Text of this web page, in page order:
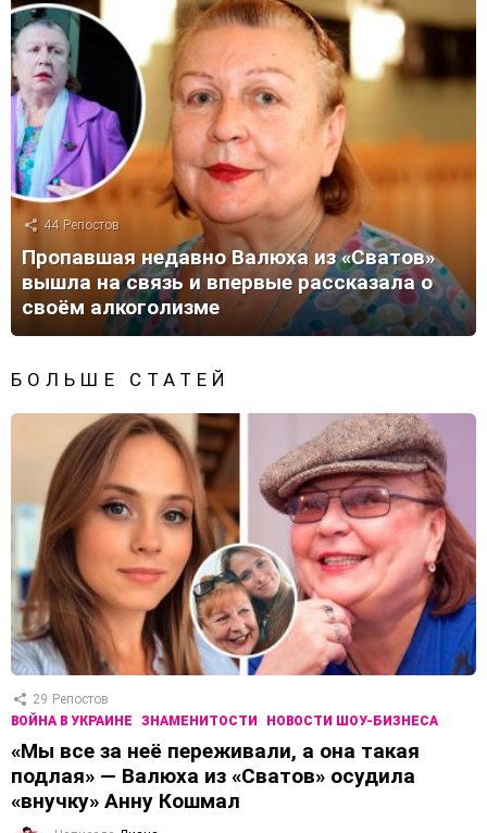
44 Репостов
Пропавшая недавно Валюха из «Сватов»
вышла на связь и впервые рассказала о
своём алкоголизме
БОЛЬШЕ СТАТЕЙ
29 Репостов
ВОЙНА В УКРАИНЕ
ЗНАМЕНИТОСТИ НОВОСТИ ШОУ-БИЗНЕСА
«Мы все за неё переживали, а она такая
подлая» — Валюха из «Сватов» осудила
«внучку» Анну Кошмал